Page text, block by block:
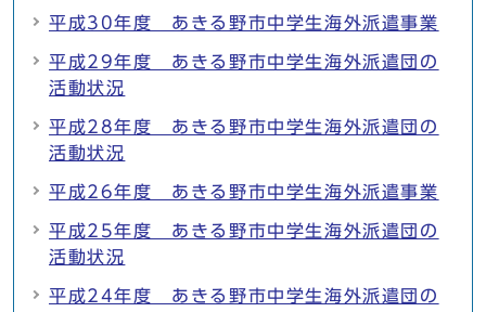
平成30年度 あきる野市中学生海外派遣事業
平成29年度 あきる野市中学生海外派遣団の
活動状況
平成28年度 あきる野市中学生海外派遣団の
活動状況
平成26年度 あきる野市中学生海外派遣事業
平成25年度 あきる野市中学生海外派遣団の
活動状況
平成24年度 あきる野市中学生海外派遣団の